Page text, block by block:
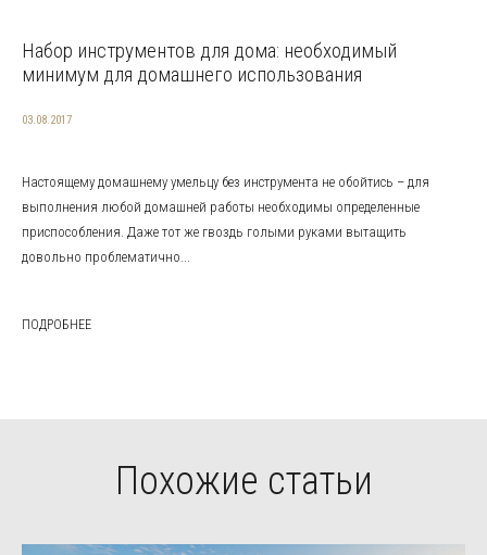
Набор инструментов для дома: необходимый
минимум для домашнего использования
03.08.2017
Настоящему домашнему умельцу без инструмента не обойтись – для
выполнения любой домашней работы необходимы определенные
приспособления. Даже тот же гвоздь голыми руками вытащить
довольно проблематично...
ПОДРОБНЕЕ
Похожие статьи